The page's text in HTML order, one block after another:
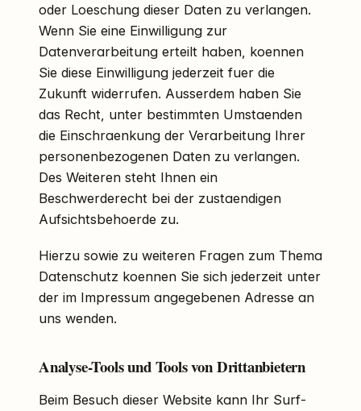
oder Loeschung dieser Daten zu verlangen.
Wenn Sie eine Einwilligung zur
Datenverarbeitung erteilt haben, koennen
Sie diese Einwilligung jederzeit fuer die
Zukunft widerrufen. Ausserdem haben Sie
das Recht, unter bestimmten Umstaenden
die Einschraenkung der Verarbeitung Ihrer
personenbezogenen Daten zu verlangen.
Des Weiteren steht Ihnen ein
Beschwerderecht bei der zustaendigen
Aufsichtsbehoerde zu.
Hierzu sowie zu weiteren Fragen zum Thema
Datenschutz koennen Sie sich jederzeit unter
der im Impressum angegebenen Adresse an
uns wenden.
Analyse-Tools und Tools von Drittanbietern
Beim Besuch dieser Website kann Ihr Surf-